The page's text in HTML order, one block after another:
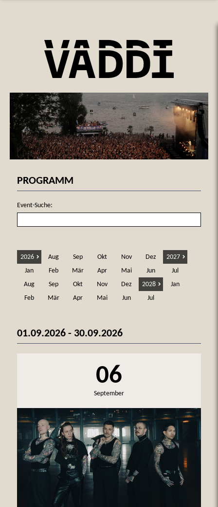
PROGRAMM
Event-Suche:
2026 Aug Sep Okt Nov Dez
2027
Jan
Feb Mär Apr Mai Jun
Jul
Aug
Sep Okt Nov Dez 2028
Jan
Feb
Mär Apr Mai Jun Jul
01.09.2026 - 30.09.2026
06
September